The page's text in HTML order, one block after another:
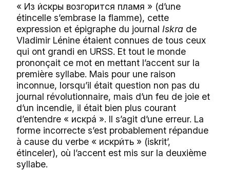
« Из и́скры возгорится пламя » (d’une
étincelle s’embrase la flamme), cette
expression et épigraphe du journal Iskra de
Vladimir Lénine étaient connues de tous ceux
qui ont grandi en URSS. Et tout le monde
prononçait ce mot en mettant l’accent sur la
première syllabe. Mais pour une raison
inconnue, lorsqu’il était question non pas du
journal révolutionnaire, mais d’un feu de joie et
d’un incendie, il était bien plus courant
d’entendre « искрá ». Il s’agit d’une erreur. La
forme incorrecte s’est probablement répandue
à cause du verbe « искри́ть » (iskrit’,
étinceler), où l’accent est mis sur la deuxième
syllabe.